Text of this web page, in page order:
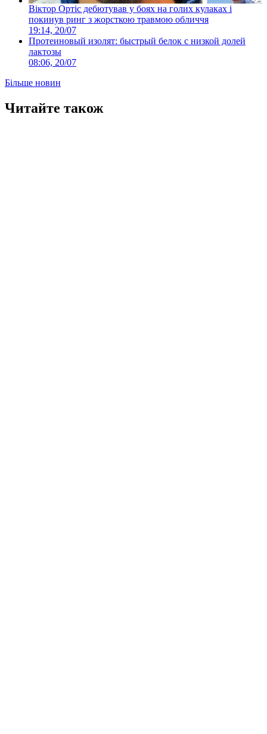
Віктор Ортіс дебютував у боях на голих кулаках і
покинув ринг з жорсткою травмою обличчя
19:14, 20/07
Протеиновый изолят: быстрый белок с низкой долей
лактозы
08:06, 20/07
Більше новин
Читайте також